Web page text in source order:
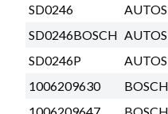
SD0246
SD0246BOSCH
SD0246P
1006209630
BOSCH
1006209647
BOSCH